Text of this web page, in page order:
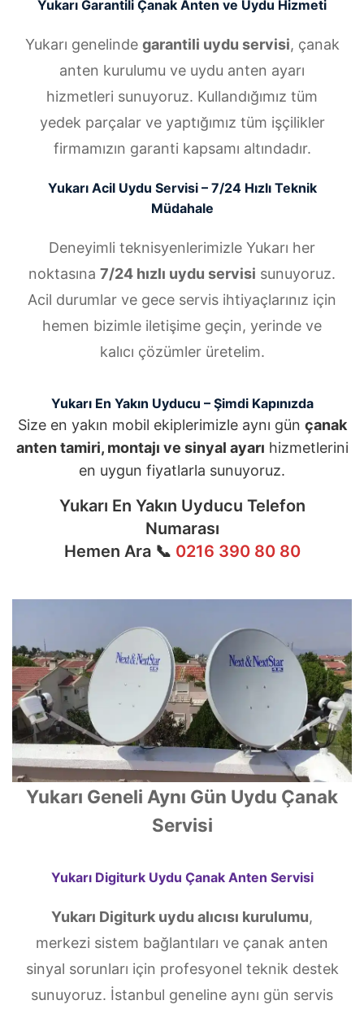
Yukarı Garantili Çanak Anten ve Uydu Hizmeti
Yukarı genelinde garantili uydu servisi, çanak
anten kurulumu ve uydu anten ayarı
hizmetleri sunuyoruz. Kullandığımız tüm
yedek parçalar ve yaptığımız tüm işçilikler
firmamızın garanti kapsamı altındadır.
Yukarı Acil Uydu Servisi – 7/24 Hızlı Teknik
Müdahale
Deneyimli teknisyenlerimizle Yukarı her
noktasına 7/24 hızlı uydu servisi sunuyoruz.
Acil durumlar ve gece servis ihtiyaçlarınız için
hemen bizimle iletişime geçin, yerinde ve
kalıcı çözümler üretelim.
Yukarı En Yakın Uyducu – Şimdi Kapınızda
Size en yakın mobil ekiplerimizle aynı gün çanak
anten tamiri, montajı ve sinyal ayarı hizmetlerini
en uygun fiyatlarla sunuyoruz.
Yukarı En Yakın Uyducu Telefon
Numarası
Hemen Ara 📞 0216 390 80 80
Yukarı Geneli Aynı Gün Uydu Çanak
Servisi
Yukarı Digiturk Uydu Çanak Anten Servisi
Yukarı Digiturk uydu alıcısı kurulumu,
merkezi sistem bağlantıları ve çanak anten
sinyal sorunları için profesyonel teknik destek
sunuyoruz. İstanbul geneline aynı gün servis